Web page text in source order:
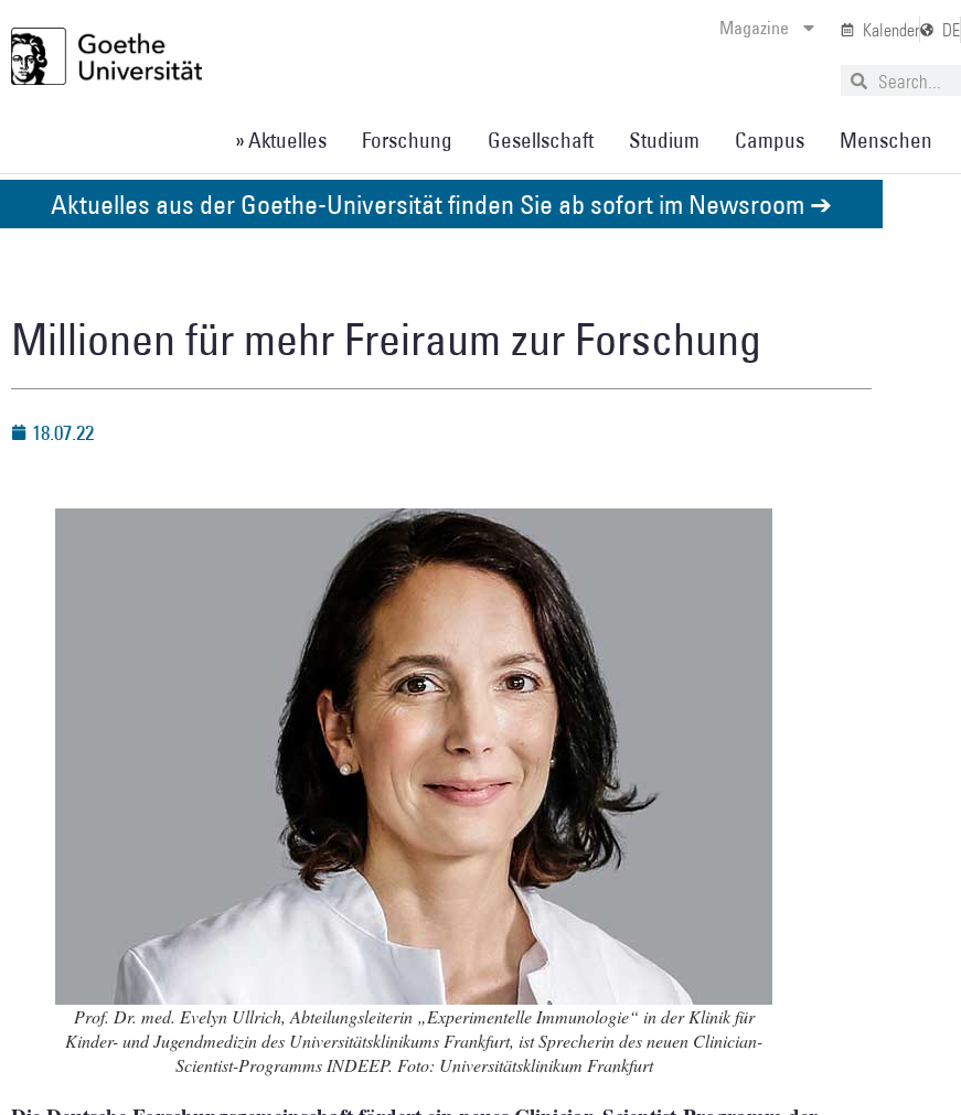
Magazine Kalender DE
» Aktuelles Forschung Gesellschaft Studium Campus Menschen
Aktuelles aus der Goethe-Universität finden Sie ab sofort im Newsroom ➔
Millionen für mehr Freiraum zur Forschung
18.07.22
Prof. Dr. med. Evelyn Ullrich, Abteilungsleiterin „Experimentelle Immunologie“ in der Klinik für
Kinder- und Jugendmedizin des Universitätsklinikums Frankfurt, ist Sprecherin des neuen Clinician-
Scientist-Programms INDEEP. Foto: Universitätsklinikum Frankfurt